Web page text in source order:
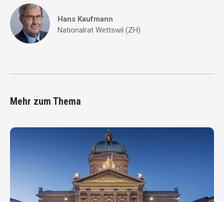
Hans Kaufmann
Nationalrat Wettswil (ZH)
Mehr zum Thema